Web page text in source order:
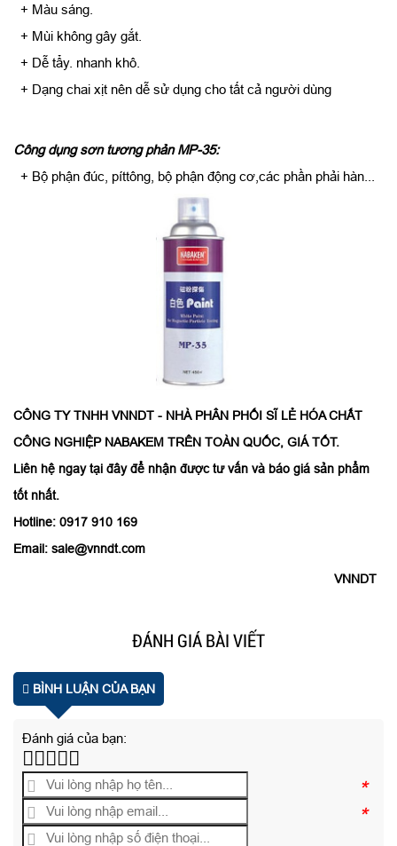
+ Màu sáng.
+ Mùi không gây gắt.
+ Dễ tẩy. nhanh khô.
+ Dạng chai xịt nên dễ sử dụng cho tất cả người dùng
Công dụng sơn tương phản MP-35:
+ Bộ phận đúc, píttông, bộ phận động cơ,các phần phải hàn...
CÔNG TY TNHH VNNDT - NHÀ PHÂN PHỐI SĨ LẺ HÓA CHẤT
CÔNG NGHIỆP NABAKEM TRÊN TOÀN QUỐC, GIÁ TỐT.
Liên hệ ngay tại đây để nhận được tư vấn và báo giá sản phẩm
tốt nhất.
Hotline: 0917 910 169
Email: sale@vnndt.com
VNNDT
ĐÁNH GIÁ BÀI VIẾT
BÌNH LUẬN CỦA BẠN
Đánh giá của bạn:
*
*